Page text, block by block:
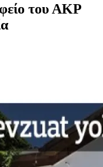
του ΑΚΡ